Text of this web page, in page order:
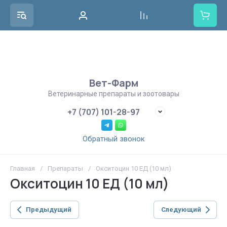
Вет-Фарм
Ветеринарные препараты и зоотовары
+7 (707) 101-28-97
Обратный звонок
Главная / Препараты / Окситоцин 10 ЕД (10 мл)
Окситоцин 10 ЕД (10 мл)
Предыдущий Следующий